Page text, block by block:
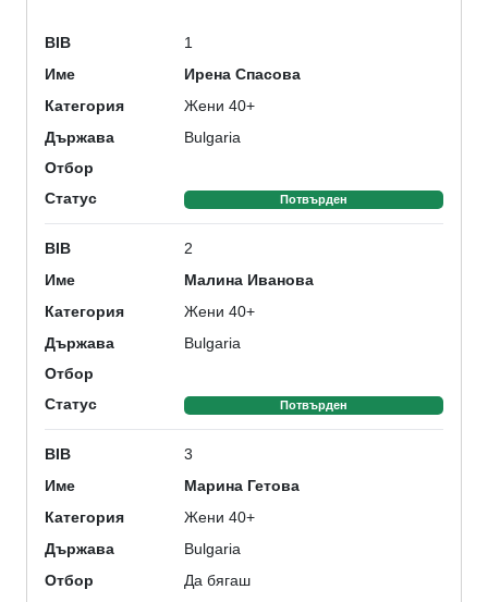
BIB 1
Име Ирена Спасова
Категория Жени 40+
Държава Bulgaria
Отбор
Статус
Потвърден
BIB 2
Име Малина Иванова
Категория Жени 40+
Държава Bulgaria
Отбор
Статус
Потвърден
BIB 3
Име Марина Гетова
Категория Жени 40+
Държава Bulgaria
Отбор Да бягаш